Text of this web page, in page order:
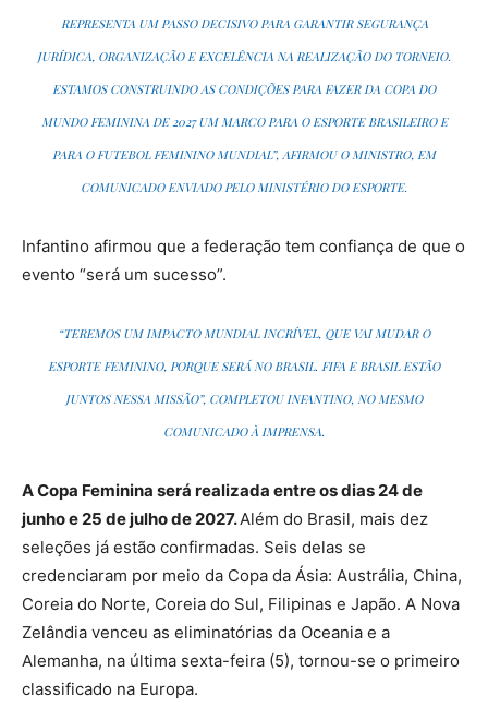
REPRESENTA UM PASSO DECISIVO PARA GARANTIR SEGURANÇA
JURÍDICA, ORGANIZAÇÃO E EXCELÊNCIA NA REALIZAÇÃO DO TORNEIO.
ESTAMOS CONSTRUINDO AS CONDIÇÕES PARA FAZER DA COPA DO
MUNDO FEMININA DE 2027 UM MARCO PARA O ESPORTE BRASILEIRO E
PARA O FUTEBOL FEMININO MUNDIAL”, AFIRMOU O MINISTRO, EM
COMUNICADO ENVIADO PELO MINISTÉRIO DO ESPORTE.
Infantino afirmou que a federação tem confiança de que o
evento “será um sucesso”.
“TEREMOS UM IMPACTO MUNDIAL INCRÍVEL, QUE VAI MUDAR O
ESPORTE FEMININO, PORQUE SERÁ NO BRASIL. FIFA E BRASIL ESTÃO
JUNTOS NESSA MISSÃO”, COMPLETOU INFANTINO, NO MESMO
COMUNICADO À IMPRENSA.
A Copa Feminina será realizada entre os dias 24 de
junho e 25 de julho de 2027.Além do Brasil, mais dez
seleções já estão confirmadas. Seis delas se
credenciaram por meio da Copa da Ásia: Austrália, China,
Coreia do Norte, Coreia do Sul, Filipinas e Japão. A Nova
Zelândia venceu as eliminatórias da Oceania e a
Alemanha, na última sexta-feira (5), tornou-se o primeiro
classificado na Europa.